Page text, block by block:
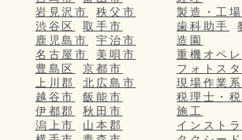
岩見沢市
秩父市
渋谷区
取手市
鹿児島市
宇治市
名古屋市
美唄市
豊島区
京都市
上川郡
北広島市
越谷市
飯能市
伊都郡
秋田市
潟上市
山本郡
製造・工
歯科助手
造園
重機オペ
フォトス
現場作業系
税理士・
施工
インスト